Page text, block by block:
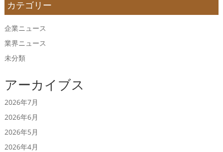
カテゴリー
企業ニュース
業界ニュース
未分類
アーカイブス
2026年7月
2026年6月
2026年5月
2026年4月